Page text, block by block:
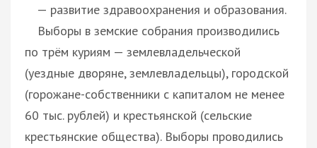
— развитие здравоохранения и образования.
Выборы в земские собрания производились
по трём куриям — землевладельческой
(уездные дворяне, землевладельцы), городской
(горожане-собственники с капиталом не менее
60 тыс. рублей) и крестьянской (сельские
крестьянские общества). Выборы проводились